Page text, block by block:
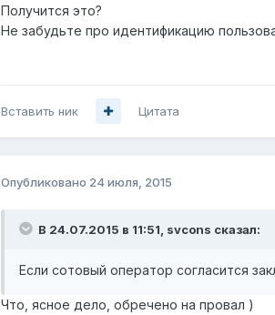
Получится это?
Не забудьте про идентификацию
Вставить ник Цитата
Опубликовано 24 июля, 2015
В 24.07.2015 в 11:51, svcons сказал:
Если сотовый оператор согласится
Что, ясное дело, обречено на провал )